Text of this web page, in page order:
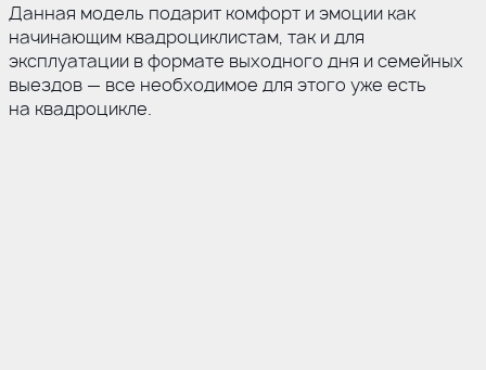
Данная модель подарит комфорт и эмоции как
начинающим квадроциклистам, так и для
эксплуатации в формате выходного дня и семейных
выездов — все необходимое для этого уже есть
на квадроцикле.